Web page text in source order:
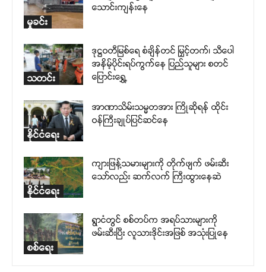
မှုခင်း
သောင်းကျန်းနေ
သတင်း
ဒုဋ္ဌဝတီမြစ်ရေ စံချိန်တင် မြှင့်တက်၊ သီပေါ
အနိမ့်ပိုင်းရပ်ကွက်နေ ပြည်သူများ စတင်
ပြောင်းရွှေ့
နိုင်ငံရေး
အာဏာသိမ်းသမ္မတအား ကြိုဆိုရန် ထိုင်း
ဝန်ကြီးချုပ်ပြင်ဆင်နေ
နိုင်ငံရေး
ကျားဖြန့်သမားများကို တိုက်ဖျက် ဖမ်းဆီး
သော်လည်း ဆက်လက် ကြီးထွားနေဆဲ
စစ်ရေး
ရွာငံတွင် စစ်တပ်က အရပ်သားများကို
ဖမ်းဆီးပြီး လူသားဒိုင်းအဖြစ် အသုံးပြုနေ